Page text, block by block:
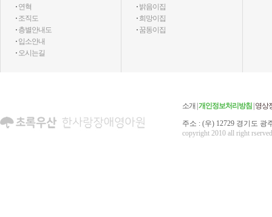
· 연혁
· 조직도
· 층별안내도
· 입소안내
· 오시는길
· 밝음이집
· 희망이집
· 꿈동이집
소개 개인정보처리방침 영상
주소 : (우) 12729 경기도 광
copyright 2010 all right